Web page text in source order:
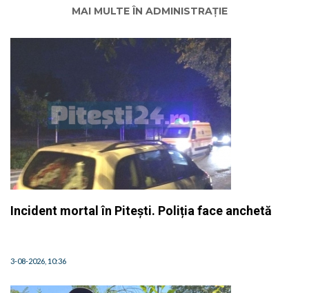
MAI MULTE ÎN ADMINISTRAȚIE
Incident mortal în Pitești. Poliția face anchetă
3-08-2026, 10:36